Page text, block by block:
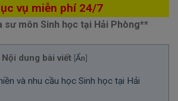
vụ miễn phí 24/7
sư môn Sinh học tại Hải Phòng**
Nội dung bài viết [Ẩn]
và nhu cầu học Sinh học tại Hải